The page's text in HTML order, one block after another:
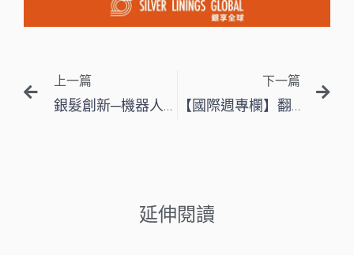
上一篇
銀髮創新─機器人/機器寵物
下一篇
【國際週專欄】翻轉老爹，設造南機場 — 專訪方荷生里長
延伸閱讀